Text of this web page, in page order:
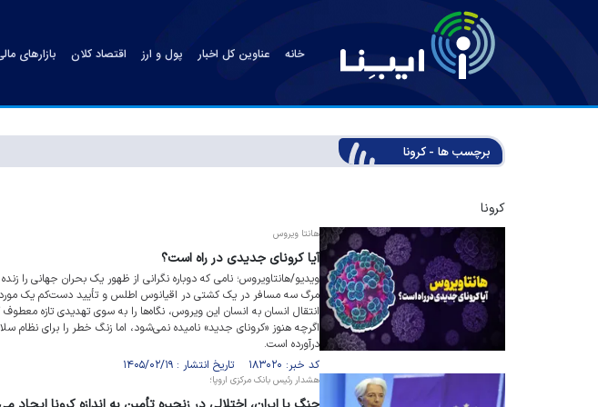
خانه عناوین کل اخبار پول و ارز اقتصاد کلان بازارهای
برچسب ها - کرونا
کرونا
هانتا ویروس
آیا کرونای جدیدی در راه است؟
ویدیو/هانتاویروس؛ نامی که دوباره نگرانی از ظهور یک بحران جهانی را
مرگ سه مسافر در یک کشتی در اقیانوس اطلس و تأیید دست‌کم یک مورد
انتقال انسان به انسان این ویروس، نگاه‌ها را به سوی تهدیدی تازه معطوف
اگرچه هنوز «کرونای جدید» نامیده نمی‌شود، اما زنگ خطر را برای نظام
درآورده است.
کد خبر: ۱۸۳۰۲۰ تاریخ انتشار : ۱۴۰۵/۰۲/۱۹
هشدار رئیس بانک مرکزی اروپا؛